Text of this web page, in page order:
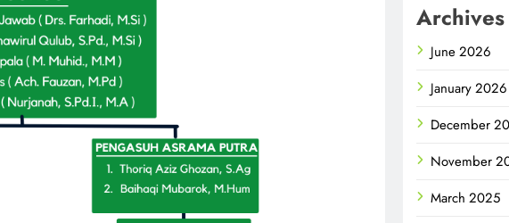
Archives
June 2026
January 2026
December
November
March 2025